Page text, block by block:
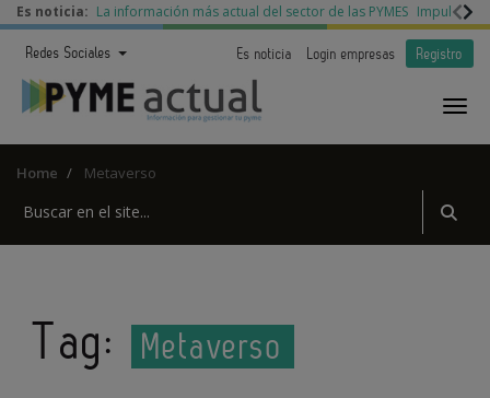
Es noticia: La información más actual del sector de las PYMES Impulso a
Redes Sociales Es noticia Login empresas Registro
Home Metaverso
Tag: Metaverso